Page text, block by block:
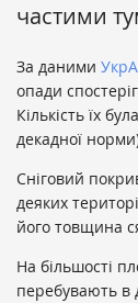
частими
За даними
опади
Кількість їх
декадної
Сніговий
деяких
його товщина
На більшості
перебувають в